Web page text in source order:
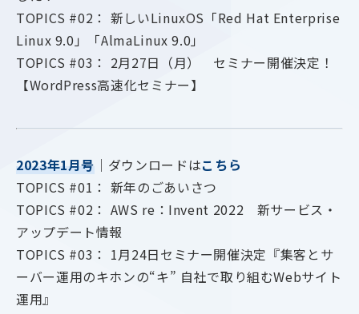
TOPICS #02： 新しいLinuxOS「Red Hat Enterprise
Linux 9.0」「AlmaLinux 9.0」
TOPICS #03： 2月27日（月） セミナー開催決定！
【WordPress高速化セミナー】
2023年1月号 ｜ダウンロードはこちら
TOPICS #01： 新年のごあいさつ
TOPICS #02： AWS re：Invent 2022 新サービス・
アップデート情報
TOPICS #03： 1月24日セミナー開催決定『集客とサ
ーバー運用のキホンの“キ” 自社で取り組むWebサイト
運用』